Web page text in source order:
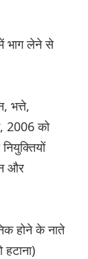
भाग लेने से
भत्ते,
2006 को
और
होने के नाते